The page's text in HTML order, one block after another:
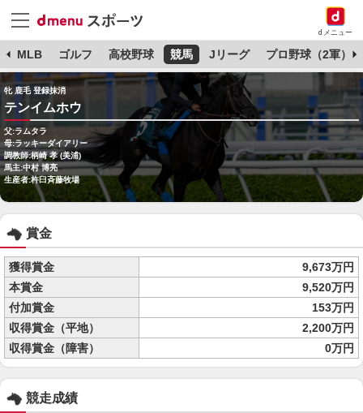
dメニュー
MLB ゴルフ 高校野球 競馬 Jリーグ プロ野球（2軍）
牝 鹿毛 登録抹消
テンイムホウ
父:ラムタラ
母:ラッキーダイアリー
調教師:柄崎 孝 (美浦)
馬主:中村 博亮
生産者:杵臼斉藤牧場
賞金
獲得賞金
9,673万円
本賞金
9,520万円
付加賞金
153万円
収得賞金（平地）
2,200万円
収得賞金（障害）
0万円
競走成績